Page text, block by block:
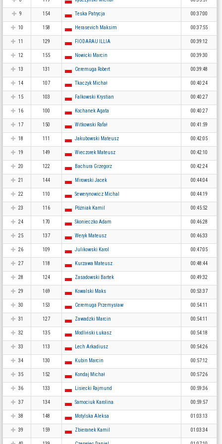
9 154 Teska Patrycja 00:37:00
10 158 Herasevich Maksim 00:37:55
11 129 FIODARAU ILLIA 00:39:12
12 155 Nowicki Marcin 00:39:30
13 131 Ceremuga Robert 00:39:48
14 107 Tkaczyk Michał 00:40:24
15 103 Falkowski Krystian 00:40:27
16 100 Kochanek Agata 00:40:27
17 150 Witkowski Rafał 00:41:59
18 111 Jakubowski Mateusz 00:42:05
19 149 Wieczorek Mateusz 00:42:10
20 122 Bachura Grzegorz 00:42:24
21 144 Mirowski Jacek 00:44:04
22 110 Sewerynowicz Michal 00:44:19
23 116 Późniak Kamil 00:45:52
24 170 Skonieczko Adam 00:46:28
25 137 Weryk Mateusz 00:46:33
26 109 Julikowski Karol 00:47:05
27 118 Kurzawa Mateusz 00:48:44
28 124 Zasadowski Bartek 00:49:32
29 169 Kowalski Maks 00:53:37
30 153 Ceremuga Przemysław 00:54:11
31 127 Zawadzki Marcin 00:54:11
32 135 Modliński Łukasz 00:54:18
33 113 Lech Arkadiusz 00:54:26
34 130 Kubin Marcin 00:57:12
35 152 Kondaj Michał 00:57:26
36 133 Lisiecki Rajmund 00:59:36
37 134 Samociuk Karolina 00:59:57
38 148 Motylska Aleksa 01:03:13
39 159 Zbieranek Kamil 01:03:34